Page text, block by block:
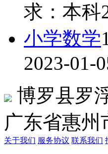
求：本科
小学数学
2023-01-
博罗县罗
广东省惠州
关于我们 服务协议 联系我们